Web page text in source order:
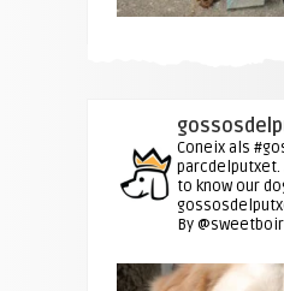
Coneix als
parcdelputxet.
to know our
By